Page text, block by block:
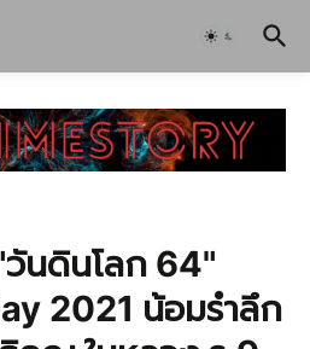
นดินโลก 64"
2021 น้อมรำลึก